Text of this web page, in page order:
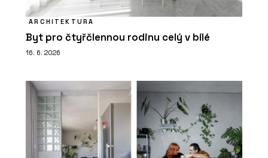
ARCHITEKTURA
Byt pro čtyřčlennou rodinu celý v bílé
16. 6. 2026